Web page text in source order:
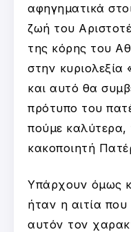
αφηγηματικά
ζωή του
της κόρης του
στην κυριολεξία
και αυτό θα
πρότυπο του
πούμε καλύτερα,
κακοποιητή
Υπάρχουν όμως
ήταν η αιτία
αυτόν τον